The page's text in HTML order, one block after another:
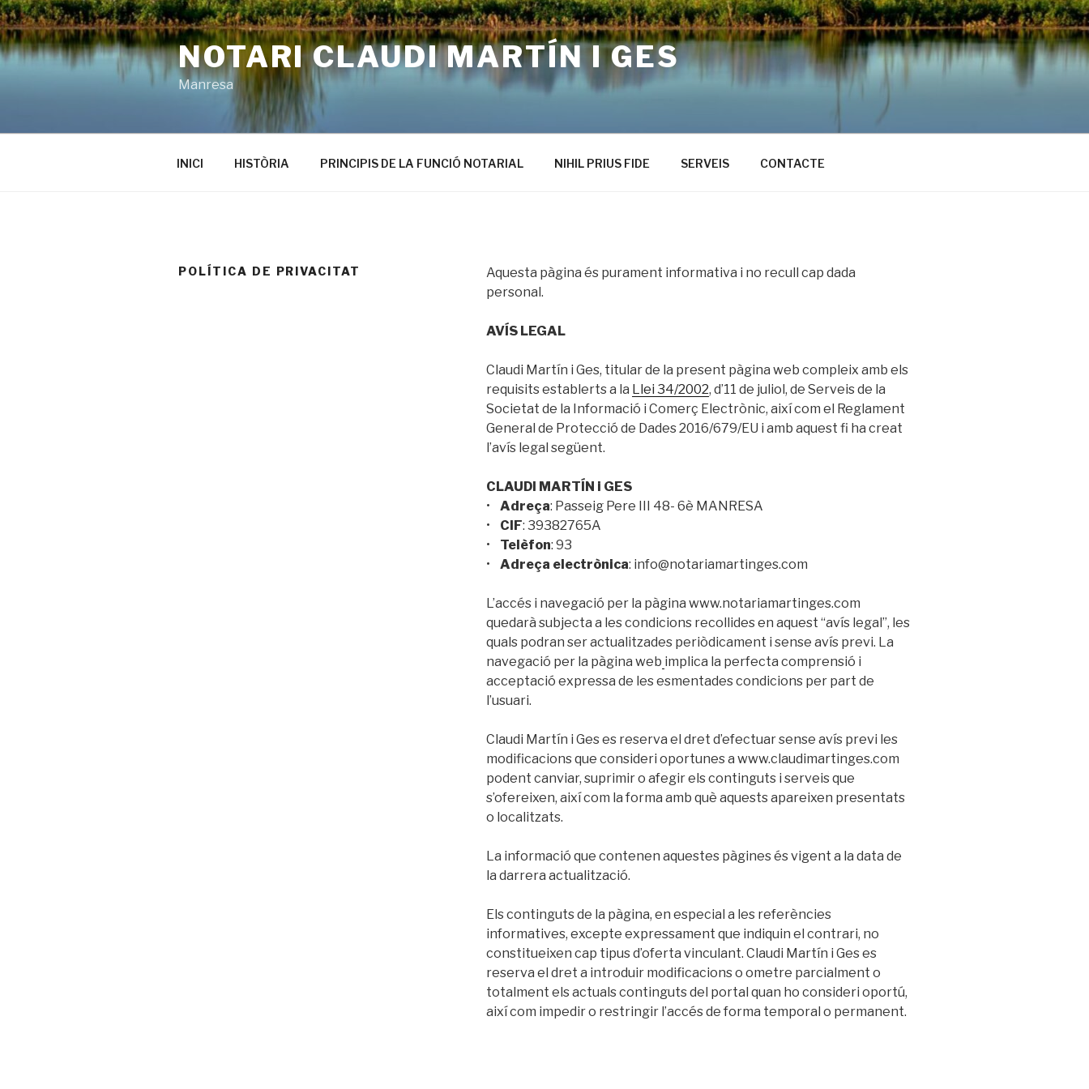
Saltar
al
contenido
NOTARI CLAUDI MARTÍN I GES
Manresa
INICI HISTÒRIA PRINCIPIS DE LA FUNCIÓ NOTARIAL NIHIL PRIUS FIDE SERVEIS CONTACTE
POLÍTICA DE PRIVACITAT
Aquesta pàgina és purament informativa i no recull cap dada
personal.
AVÍS LEGAL
Claudi Martín i Ges, titular de la present pàgina web compleix amb els
requisits establerts a la Llei 34/2002, d’11 de juliol, de Serveis de la
Societat de la Informació i Comerç Electrònic, així com el Reglament
General de Protecció de Dades 2016/679/EU i amb aquest fi ha creat
l’avís legal següent.
CLAUDI MARTÍN i GES
• Adreça: Passeig Pere III 48- 6è MANRESA
• CIF: 39382765A
• Telèfon: 93
• Adreça electrònica: info@notariamartinges.com
L’accés i navegació per la pàgina www.notariamartinges.com
quedarà subjecta a les condicions recollides en aquest “avís legal”, les
quals podran ser actualitzades periòdicament i sense avís previ. La
navegació per la pàgina web implica la perfecta comprensió i
acceptació expressa de les esmentades condicions per part de
l’usuari.
Claudi Martín i Ges es reserva el dret d’efectuar sense avís previ les
modificacions que consideri oportunes a www.claudimartinges.com
podent canviar, suprimir o afegir els continguts i serveis que
s’ofereixen, així com la forma amb què aquests apareixen presentats
o localitzats.
La informació que contenen aquestes pàgines és vigent a la data de
la darrera actualització.
Els continguts de la pàgina, en especial a les referències
informatives, excepte expressament que indiquin el contrari, no
constitueixen cap tipus d’oferta vinculant. Claudi Martín i Ges es
reserva el dret a introduir modificacions o ometre parcialment o
totalment els actuals continguts del portal quan ho consideri oportú,
així com impedir o restringir l’accés de forma temporal o permanent.